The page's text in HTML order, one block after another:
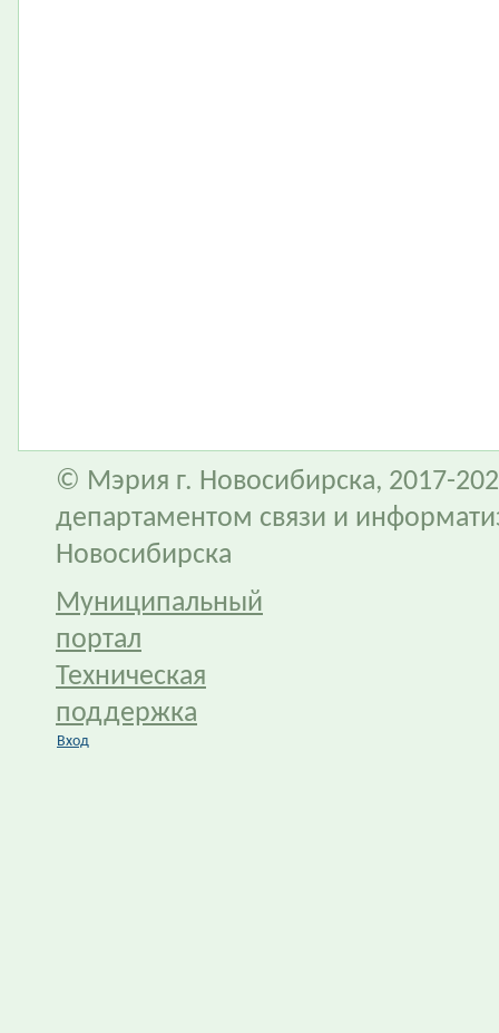
© Мэрия г. Новосибирска, 2017-
департаментом связи и
Новосибирска
Муниципальный
портал
Техническая
поддержка
Вход